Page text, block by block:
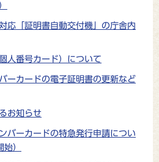
応「証明書自動交付機」の庁舎内
人番号カード）について
ーカードの電子証明書の更新など
お知らせ
バーカードの特急発行申請につい
）